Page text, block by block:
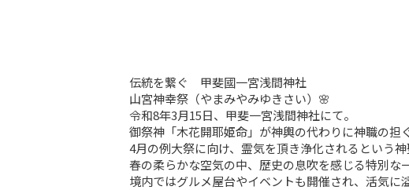
伝統を繋ぐ　甲斐國一宮浅間神社
山宮神幸祭（やまみやみゆきさい）🌸
令和8年3月15日、甲斐一宮浅間神社にて。
御祭神「木花開耶姫命」が神輿の代わりに神職の担
4月の例大祭に向け、霊気を頂き浄化されるという神
春の柔らかな空気の中、歴史の息吹を感じる特別な
境内ではグルメ屋台やイベントも開催され、活気に